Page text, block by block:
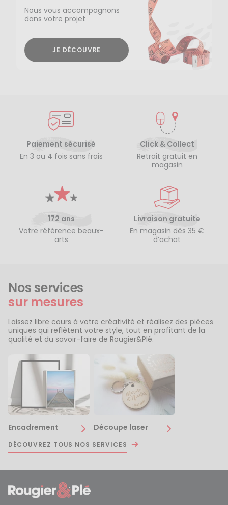
Nous vous accompagnons
dans votre projet
JE DÉCOUVRE
Paiement sécurisé
En 3 ou 4 fois sans frais
Click & Collect
Retrait gratuit en
magasin
172 ans
Votre référence beaux-
arts
Livraison gratuite
En magasin dès 35 €
d’achat
Nos services
sur mesures
Laissez libre cours à votre créativité et réalisez des pièces
uniques qui reflètent votre style, tout en profitant de la
qualité et du savoir-faire de Rougier&Plé.
Encadrement Découpe laser
DÉCOUVREZ TOUS NOS SERVICES